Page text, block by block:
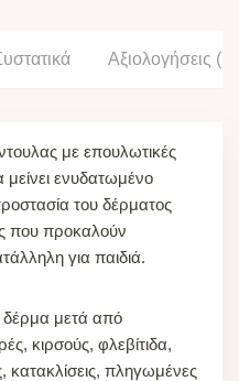
Αξιολογήσεις
με επουλωτικές
μείνει ενυδατωμένο
του δέρματος
που προκαλούν
για παιδιά.
μετά από
κιρσούς, φλεβίτιδα,
πληγωμένες